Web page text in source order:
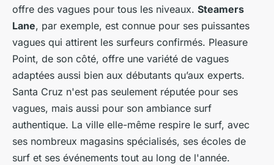
offre des vagues pour tous les niveaux. Steamers
Lane, par exemple, est connue pour ses puissantes
vagues qui attirent les surfeurs confirmés. Pleasure
Point, de son côté, offre une variété de vagues
adaptées aussi bien aux débutants qu’aux experts.
Santa Cruz n'est pas seulement réputée pour ses
vagues, mais aussi pour son ambiance surf
authentique. La ville elle-même respire le surf, avec
ses nombreux magasins spécialisés, ses écoles de
surf et ses événements tout au long de l'année.